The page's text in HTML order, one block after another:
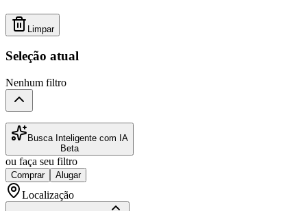
Limpar
Seleção atual
Nenhum filtro
Busca Inteligente com IA
Beta
ou faça seu filtro
Comprar Alugar
Localização